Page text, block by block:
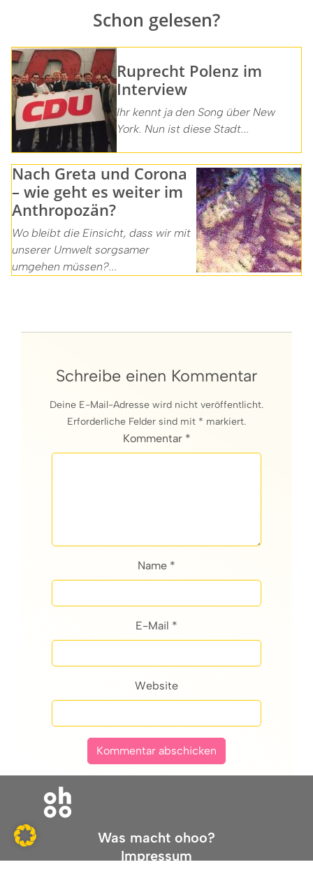
Schon gelesen?
Ruprecht Polenz im
Interview
Ihr kennt ja den Song über New
York. Nun ist diese Stadt...
Nach Greta und Corona
– wie geht es weiter im
Anthropozän?
Wo bleibt die Einsicht, dass wir mit
unserer Umwelt sorgsamer
umgehen müssen?...
Schreibe einen Kommentar
Deine E-Mail-Adresse wird nicht veröffentlicht.
Erforderliche Felder sind mit * markiert.
Kommentar *
Name *
E-Mail *
Website
Was macht ohoo?
Impressum